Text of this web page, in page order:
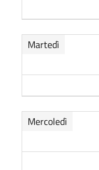
Martedì
Mercoledì